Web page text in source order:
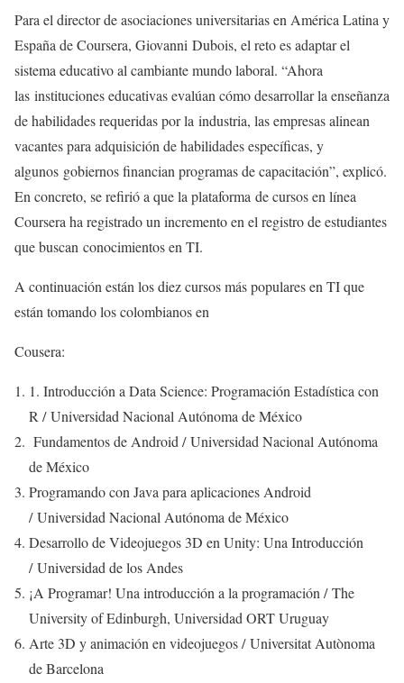
Para el director de asociaciones universitarias en América Latina y
España de Coursera, Giovanni Dubois, el reto es adaptar el
sistema educativo al cambiante mundo laboral. “Ahora
las instituciones educativas evalúan cómo desarrollar la enseñanza
de habilidades requeridas por la industria, las empresas alinean
vacantes para adquisición de habilidades específicas, y
algunos gobiernos financian programas de capacitación”, explicó.
En concreto, se refirió a que la plataforma de cursos en línea
Coursera ha registrado un incremento en el registro de estudiantes
que buscan conocimientos en TI.
A continuación están los diez cursos más populares en TI que
están tomando los colombianos en
Cousera:
1. Introducción a Data Science: Programación Estadística con
R / Universidad Nacional Autónoma de México
Fundamentos de Android / Universidad Nacional Autónoma
de México
Programando con Java para aplicaciones Android
/ Universidad Nacional Autónoma de México
Desarrollo de Videojuegos 3D en Unity: Una Introducción
/ Universidad de los Andes
¡A Programar! Una introducción a la programación / The
University of Edinburgh, Universidad ORT Uruguay
Arte 3D y animación en videojuegos / Universitat Autònoma
de Barcelona